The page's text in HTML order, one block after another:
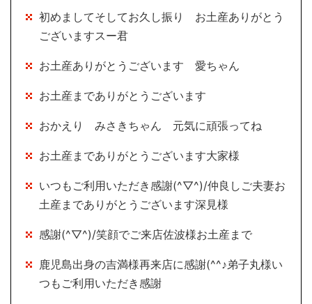
初めましてそしてお久し振り お土産ありがとう
ございますスー君
お土産ありがとうございます 愛ちゃん
お土産までありがとうございます
おかえり みさきちゃん 元気に頑張ってね
お土産までありがとうございます大家様
いつもご利用いただき感謝(^▽^)/仲良しご夫妻お
土産までありがとうございます深見様
感謝(^▽^)/笑顔でご来店佐波様お土産まで
鹿児島出身の吉満様再来店に感謝(^^♪弟子丸様い
つもご利用いただき感謝